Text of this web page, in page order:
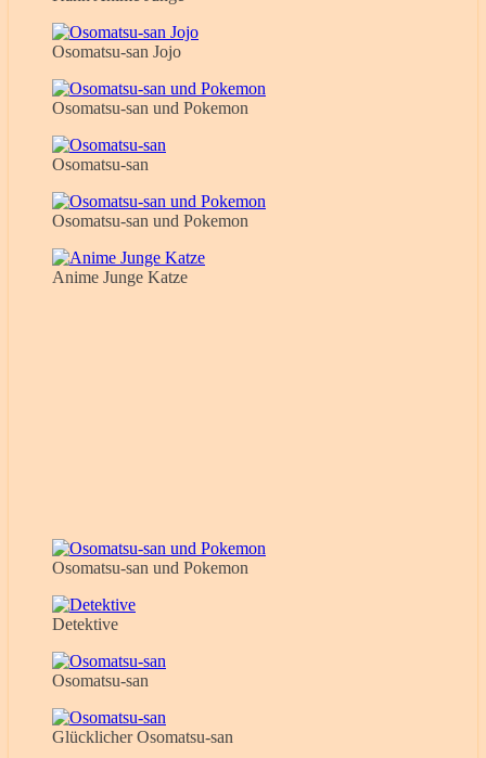
Osomatsu-san Jojo
Osomatsu-san und Pokemon
Osomatsu-san
Osomatsu-san und Pokemon
Anime Junge Katze
Osomatsu-san und Pokemon
Detektive
Osomatsu-san
Glücklicher Osomatsu-san